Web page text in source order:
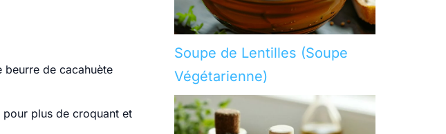
beurre de cacahuète
plus de croquant et
Soupe de Lentilles (Soupe
Végétarienne)